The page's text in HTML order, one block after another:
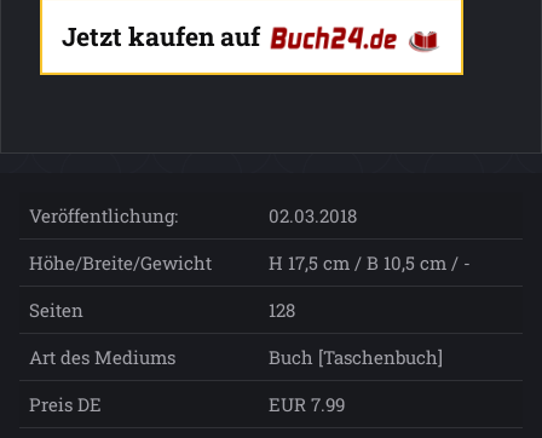
Jetzt kaufen auf
Veröffentlichung:
02.03.2018
Höhe/Breite/Gewicht
H 17,5 cm / B 10,5 cm / -
Seiten
128
Art des Mediums
Buch [Taschenbuch]
Preis DE
EUR 7.99